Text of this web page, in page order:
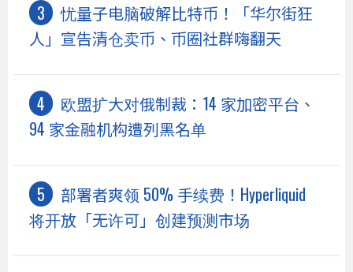
忧量子电脑破解比特币！「华尔街狂
人」宣告清仓卖币、币圈社群嗨翻天
欧盟扩大对俄制裁：14 家加密平台、
94 家金融机构遭列黑名单
部署者爽领 50% 手续费！Hyperliquid
将开放「无许可」创建预测市场